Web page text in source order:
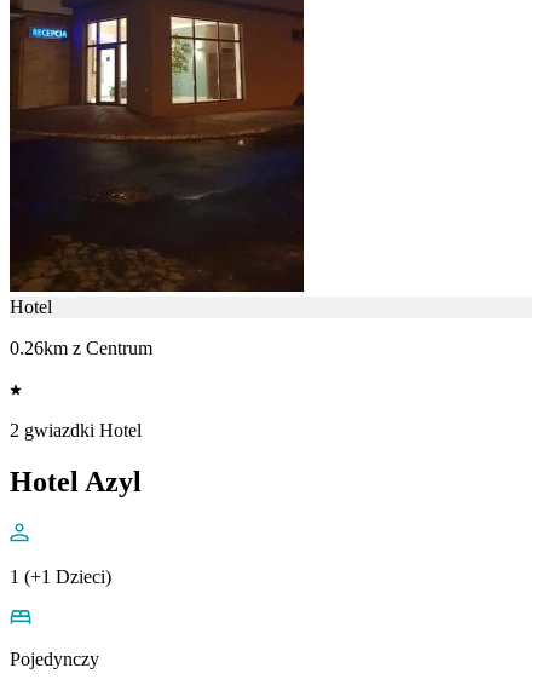
Hotel
0.26km z Centrum
2 gwiazdki Hotel
Hotel Azyl
1 (+1 Dzieci)
Pojedynczy